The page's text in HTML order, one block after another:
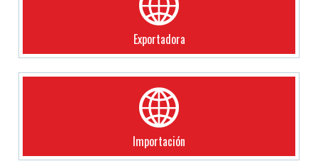
Exportadora
Importación